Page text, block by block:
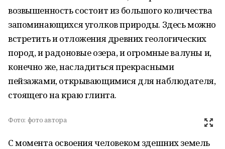
возвышенность состоит из большого количества
запоминающихся уголков природы. Здесь можно
встретить и отложения древних геологических
пород, и радоновые озера, и огромные валуны и,
конечно же, насладиться прекрасными
пейзажами, открывающимися для наблюдателя,
стоящего на краю глинта.
Фото: фото автора
С момента освоения человеком здешних земель